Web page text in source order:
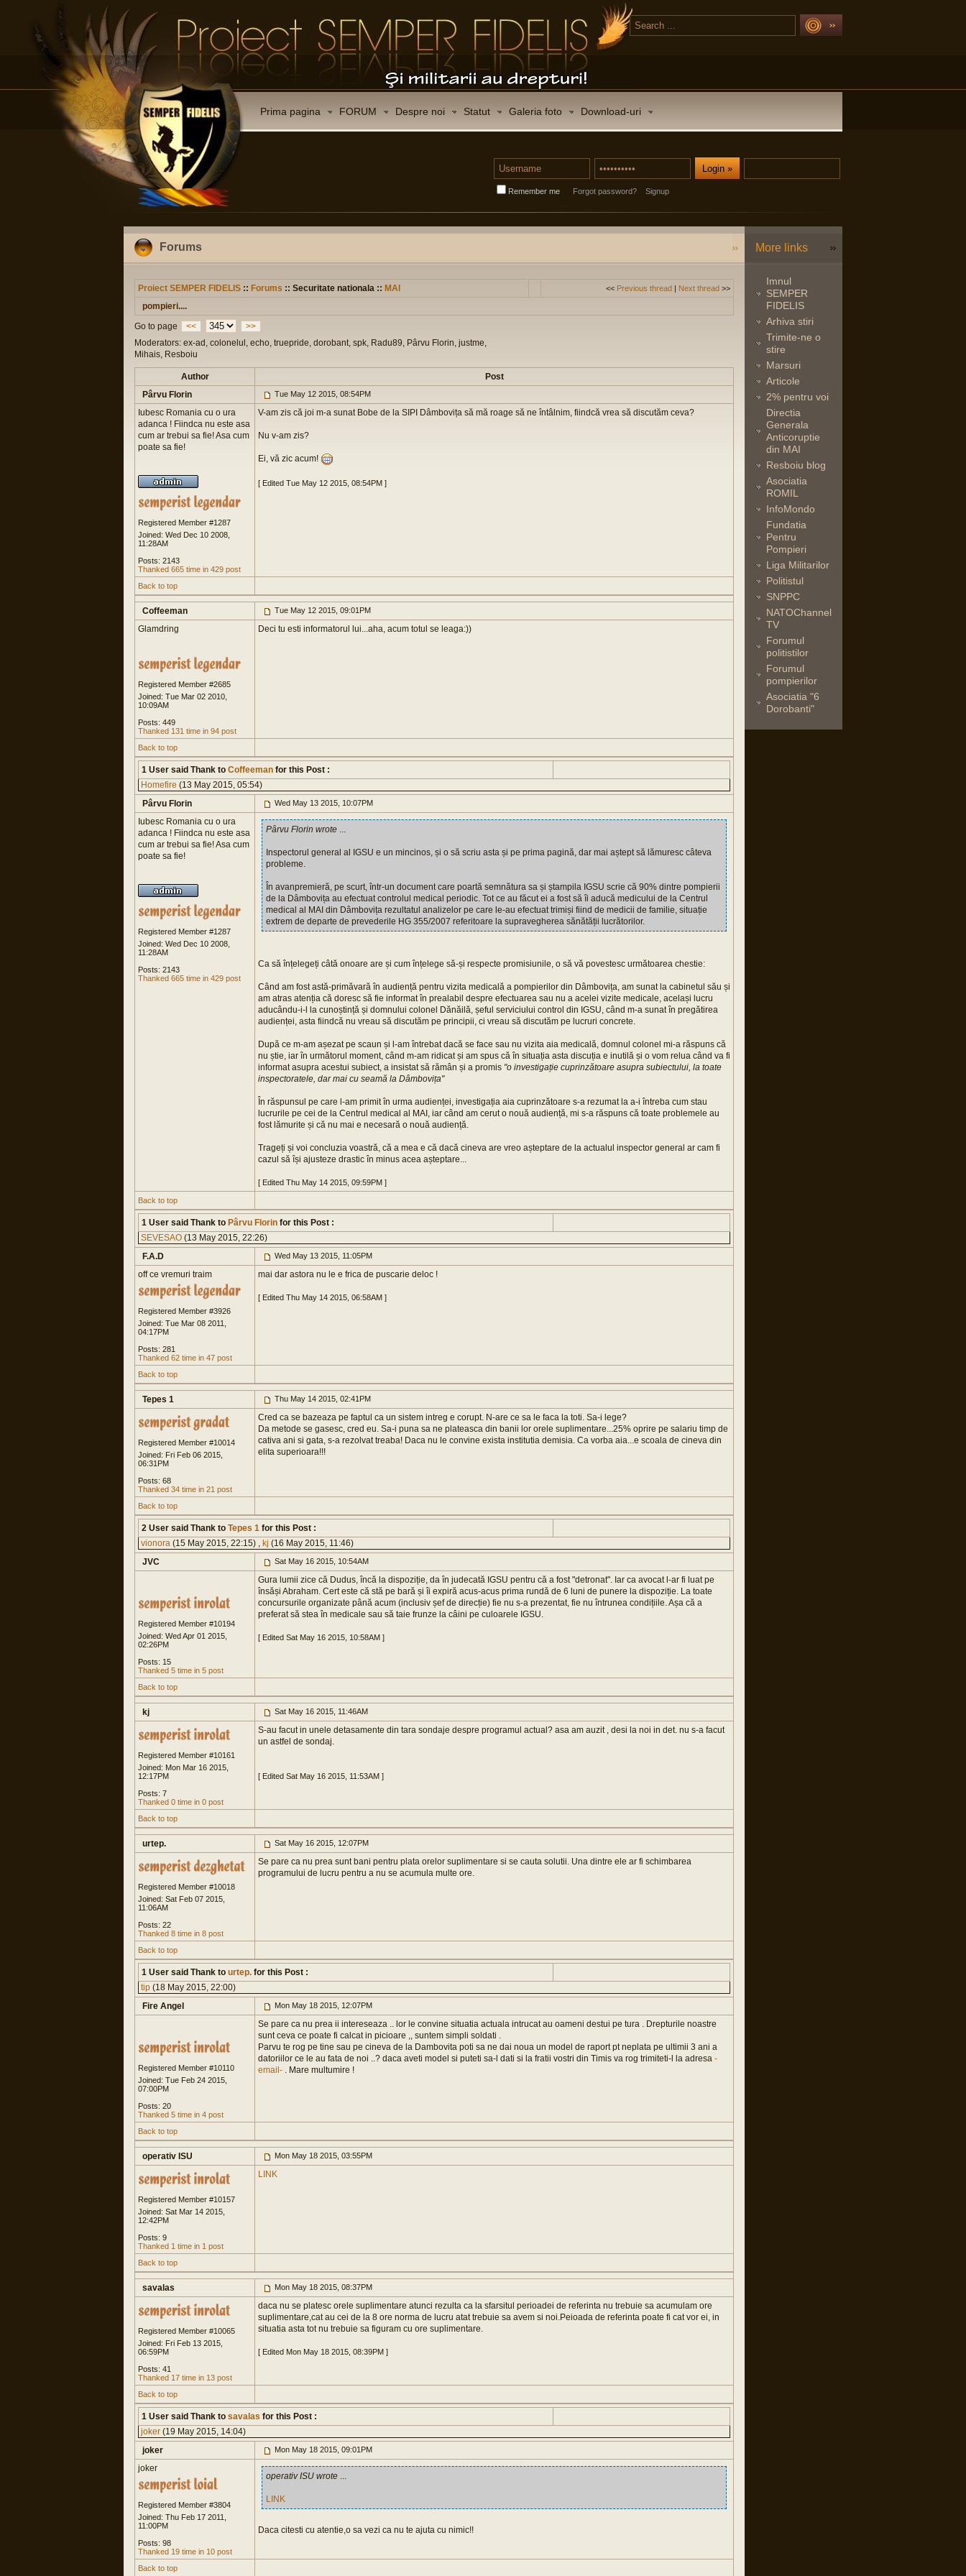
Prima pagina FORUM Despre noi Statut Galeria foto Download-uri
Remember me Forgot password? Signup
Forums
Proiect SEMPER FIDELIS :: Forums :: Securitate nationala :: MAI << Previous thread | Next thread >>
pompieri....
Go to page
<<
>>
Moderators: ex-ad, colonelul, echo, truepride, dorobant, spk, Radu89, Pârvu Florin, justme,
Mihais, Resboiu
Author
Post
Pârvu Florin
Tue May 12 2015, 08:54PM
Iubesc Romania cu o ura
adanca ! Fiindca nu este asa
cum ar trebui sa fie! Asa cum
poate sa fie!
Registered Member #1287
Joined: Wed Dec 10 2008,
11:28AM
Posts: 2143
Thanked 665 time in 429 post
V-am zis că joi m-a sunat Bobe de la SIPI Dâmbovița să mă roage să ne întâlnim, fiindcă vrea să discutăm ceva?
Nu v-am zis?
Ei, vă zic acum!
[ Edited Tue May 12 2015, 08:54PM ]
Back to top
Coffeeman Tue May 12 2015, 09:01PM
Glamdring
Registered Member #2685
Joined: Tue Mar 02 2010,
10:09AM
Posts: 449
Thanked 131 time in 94 post
Deci tu esti informatorul lui...aha, acum totul se leaga:))
Back to top
1 User said Thank to Coffeeman for this Post :
Homefire (13 May 2015, 05:54)
Pârvu Florin
Wed May 13 2015, 10:07PM
Iubesc Romania cu o ura
adanca ! Fiindca nu este asa
cum ar trebui sa fie! Asa cum
poate sa fie!
Registered Member #1287
Joined: Wed Dec 10 2008,
11:28AM
Posts: 2143
Thanked 665 time in 429 post
Pârvu Florin wrote ...
Inspectorul general al IGSU e un mincinos, și o să scriu asta și pe prima pagină, dar mai aștept să lămuresc câteva
probleme.
În avanpremieră, pe scurt, într-un document care poartă semnătura sa și ștampila IGSU scrie că 90% dintre pompierii
de la Dâmbovița au efectuat controlul medical periodic. Tot ce au făcut ei a fost să îi aducă medicului de la Centrul
medical al MAI din Dâmbovița rezultatul analizelor pe care le-au efectuat trimiși fiind de medicii de familie, situație
extrem de departe de prevederile HG 355/2007 referitoare la supravegherea sănătății lucrătorilor.
Ca să înțelegeți câtă onoare are și cum înțelege să-și respecte promisiunile, o să vă povestesc următoarea chestie:
Când am fost astă-primăvară în audiență pentru vizita medicală a pompierilor din Dâmbovița, am sunat la cabinetul său și
am atras atenția că doresc să fie informat în prealabil despre efectuarea sau nu a acelei vizite medicale, același lucru
aducându-i-l la cunoștință și domnului colonel Dănăilă, șeful serviciului control din IGSU, când m-a sunat în pregătirea
audienței, asta fiindcă nu vreau să discutăm pe principii, ci vreau să discutăm pe lucruri concrete.
După ce m-am așezat pe scaun și l-am întrebat dacă se face sau nu vizita aia medicală, domnul colonel mi-a răspuns că
nu știe, iar în următorul moment, când m-am ridicat și am spus că în situația asta discuția e inutilă și o vom relua când va fi
informat asupra acestui subiect, a insistat să rămân și a promis "o investigație cuprinzătoare asupra subiectului, la toate
inspectoratele, dar mai cu seamă la Dâmbovița"
În răspunsul pe care l-am primit în urma audienței, investigația aia cuprinzătoare s-a rezumat la a-i întreba cum stau
lucrurile pe cei de la Centrul medical al MAI, iar când am cerut o nouă audiență, mi s-a răspuns că toate problemele au
fost lămurite și că nu mai e necesară o nouă audiență.
Trageți și voi concluzia voastră, că a mea e că dacă cineva are vreo așteptare de la actualul inspector general ar cam fi
cazul să își ajusteze drastic în minus acea așteptare...
[ Edited Thu May 14 2015, 09:59PM ]
Back to top
1 User said Thank to Pârvu Florin for this Post :
SEVESAO (13 May 2015, 22:26)
F.A.D
Wed May 13 2015, 11:05PM
off ce vremuri traim
Registered Member #3926
Joined: Tue Mar 08 2011,
04:17PM
Posts: 281
Thanked 62 time in 47 post
mai dar astora nu le e frica de puscarie deloc !
[ Edited Thu May 14 2015, 06:58AM ]
Back to top
Tepes 1 Thu May 14 2015, 02:41PM
Registered Member #10014
Joined: Fri Feb 06 2015,
06:31PM
Posts: 68
Thanked 34 time in 21 post
Cred ca se bazeaza pe faptul ca un sistem intreg e corupt. N-are ce sa le faca la toti. Sa-i lege?
Da metode se gasesc, cred eu. Sa-i puna sa ne plateasca din banii lor orele suplimentare...25% oprire pe salariu timp de
cativa ani si gata, s-a rezolvat treaba! Daca nu le convine exista institutia demisia. Ca vorba aia...e scoala de cineva din
elita superioara!!!
Back to top
2 User said Thank to Tepes 1 for this Post :
vionora (15 May 2015, 22:15) , kj (16 May 2015, 11:46)
JVC
Sat May 16 2015, 10:54AM
Registered Member #10194
Joined: Wed Apr 01 2015,
02:26PM
Posts: 15
Thanked 5 time in 5 post
Gura lumii zice că Dudus, încă la dispoziție, da în judecată IGSU pentru că a fost "detronat". Iar ca avocat l-ar fi luat pe
însăși Abraham. Cert este că stă pe bară și îi expiră acus-acus prima rundă de 6 luni de punere la dispoziție. La toate
concursurile organizate până acum (inclusiv șef de direcție) fie nu s-a prezentat, fie nu întrunea condițiile. Așa că a
preferat să stea în medicale sau să taie frunze la câini pe culoarele IGSU.
[ Edited Sat May 16 2015, 10:58AM ]
Back to top
kj Sat May 16 2015, 11:46AM
Registered Member #10161
Joined: Mon Mar 16 2015,
12:17PM
Posts: 7
Thanked 0 time in 0 post
S-au facut in unele detasamente din tara sondaje despre programul actual? asa am auzit , desi la noi in det. nu s-a facut
un astfel de sondaj.
[ Edited Sat May 16 2015, 11:53AM ]
Back to top
urtep. Sat May 16 2015, 12:07PM
Registered Member #10018
Joined: Sat Feb 07 2015,
11:06AM
Posts: 22
Thanked 8 time in 8 post
Se pare ca nu prea sunt bani pentru plata orelor suplimentare si se cauta solutii. Una dintre ele ar fi schimbarea
programului de lucru pentru a nu se acumula multe ore.
Back to top
1 User said Thank to urtep. for this Post :
tip (18 May 2015, 22:00)
Fire Angel
Mon May 18 2015, 12:07PM
Registered Member #10110
Joined: Tue Feb 24 2015,
07:00PM
Posts: 20
Thanked 5 time in 4 post
Se pare ca nu prea ii intereseaza .. lor le convine situatia actuala intrucat au oameni destui pe tura . Drepturile noastre
sunt ceva ce poate fi calcat in picioare ,, suntem simpli soldati .
Parvu te rog pe tine sau pe cineva de la Dambovita poti sa ne dai noua un model de raport pt neplata pe ultimii 3 ani a
datoriilor ce le au fata de noi ..? daca aveti model si puteti sa-l dati si la fratii vostri din Timis va rog trimiteti-l la adresa -
email- . Mare multumire !
Back to top
operativ ISU Mon May 18 2015, 03:55PM
Registered Member #10157
Joined: Sat Mar 14 2015,
12:42PM
Posts: 9
Thanked 1 time in 1 post
LINK
Back to top
savalas Mon May 18 2015, 08:37PM
Registered Member #10065
Joined: Fri Feb 13 2015,
06:59PM
Posts: 41
Thanked 17 time in 13 post
daca nu se platesc orele suplimentare atunci rezulta ca la sfarsitul perioadei de referinta nu trebuie sa acumulam ore
suplimentare,cat au cei de la 8 ore norma de lucru atat trebuie sa avem si noi.Peioada de referinta poate fi cat vor ei, in
situatia asta tot nu trebuie sa figuram cu ore suplimentare.
[ Edited Mon May 18 2015, 08:39PM ]
Back to top
1 User said Thank to savalas for this Post :
joker (19 May 2015, 14:04)
joker
Mon May 18 2015, 09:01PM
joker
Registered Member #3804
Joined: Thu Feb 17 2011,
11:00PM
Posts: 98
Thanked 19 time in 10 post
operativ ISU wrote ...
LINK
Daca citesti cu atentie,o sa vezi ca nu te ajuta cu nimic!!
Back to top
More links
Imnul
SEMPER
FIDELIS
Arhiva stiri
Trimite-ne o
stire
Marsuri
Articole
2% pentru voi
Directia
Generala
Anticoruptie
din MAI
Resboiu blog
Asociatia
ROMIL
InfoMondo
Fundatia
Pentru
Pompieri
Liga Militarilor
Politistul
SNPPC
NATOChannel
TV
Forumul
politistilor
Forumul
pompierilor
Asociatia "6
Dorobanti"